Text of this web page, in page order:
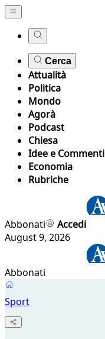
Cerca
Attualità
Politica
Mondo
Agorà
Podcast
Chiesa
Idee e Commenti
Economia
Rubriche
Abbonati
Accedi
August 9, 2026
Abbonati
Sport